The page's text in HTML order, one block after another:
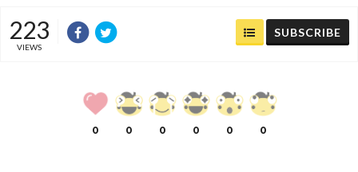
223
VIEWS
SUBSCRIBE
0 0 0 0 0 0